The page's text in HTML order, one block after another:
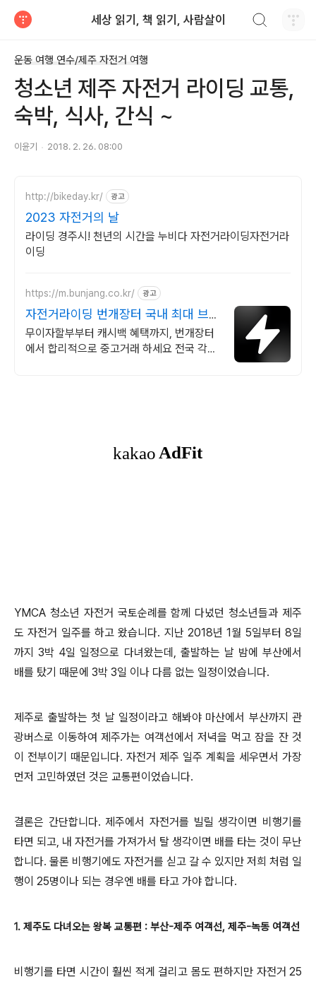
세상 읽기, 책 읽기, 사람살이
운동 여행 연수/제주 자전거 여행
청소년 제주 자전거 라이딩 교통,
숙박, 식사, 간식 ~
이윤기 2018. 2. 26. 08:00
http://bikeday.kr/ 광고
2023 자전거의 날
라이딩 경주시! 천년의 시간을 누비다 자전거라이딩자전거라
이딩
https://m.bunjang.co.kr/ 광고
자전거라이딩 번개장터 국내 최대 브랜
드 중고거래
무이자할부부터 캐시백 혜택까지, 번개장터
에서 합리적으로 중고거래 하세요 전국 각지
YMCA 청소년 자전거 국토순례를 함께 다녔던 청소년들과 제주
도 자전거 일주를 하고 왔습니다. 지난 2018년 1월 5일부터 8일
까지 3박 4일 일정으로 다녀왔는데, 출발하는 날 밤에 부산에서
배를 탔기 때문에 3박 3일 이나 다름 없는 일정이었습니다.
제주로 출발하는 첫 날 일정이라고 해봐야 마산에서 부산까지 관
광버스로 이동하여 제주가는 여객선에서 저녁을 먹고 잠을 잔 것
이 전부이기 때문입니다. 자전거 제주 일주 계획을 세우면서 가장
먼저 고민하였던 것은 교통편이었습니다.
결론은 간단합니다. 제주에서 자전거를 빌릴 생각이면 비행기를
타면 되고, 내 자전거를 가져가서 탈 생각이면 배를 타는 것이 무난
합니다. 물론 비행기에도 자전거를 싣고 갈 수 있지만 저희 처럼 일
행이 25명이나 되는 경우엔 배를 타고 가야 합니다.
1. 제주도 다녀오는 왕복 교통편 : 부산-제주 여객선, 제주-녹동 여객선
비행기를 타면 시간이 훨씬 적게 걸리고 몸도 편하지만 자전거 25